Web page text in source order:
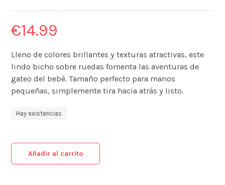
€14.99
Lleno de colores brillantes y texturas atractivas, este
lindo bicho sobre ruedas fomenta las aventuras de
gateo del bebé. Tamaño perfecto para manos
pequeñas, simplemente tira hacia atrás y listo.
Hay existencias
Añadir al carrito